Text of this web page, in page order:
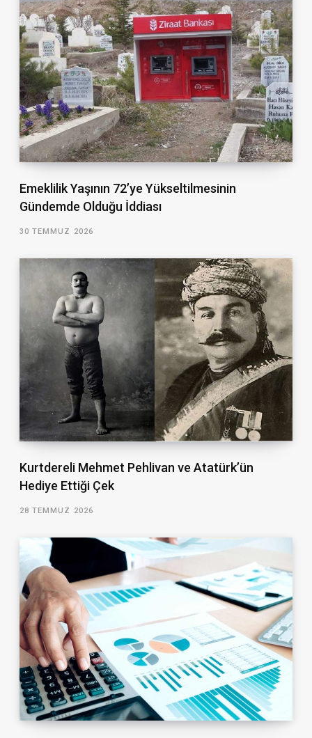
Emeklilik Yaşının 72’ye Yükseltilmesinin
Gündemde Olduğu İddiası
30 TEMMUZ 2026
Kurtdereli Mehmet Pehlivan ve Atatürk’ün
Hediye Ettiği Çek
28 TEMMUZ 2026